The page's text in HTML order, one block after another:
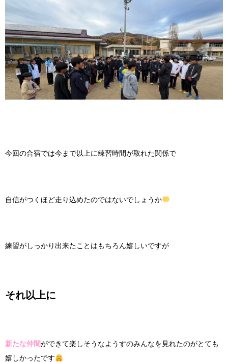
今回の合宿では今まで以上に練習時間が取れた関係で
自信がつくほど走り込めたのではないでしょうか
練習がしっかり出来たことはもちろん嬉しいですが
それ以上に
新たな仲間ができて楽しそうなようすのみんなを見れたのがとても
嬉しかったです